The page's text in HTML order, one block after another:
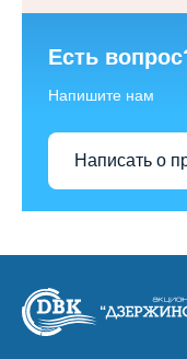
Есть
Напишите нам
Написать о